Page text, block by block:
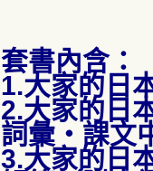
套書內含：
1.大家的日
2.大家的日
詞彙・課文
3.大家的日